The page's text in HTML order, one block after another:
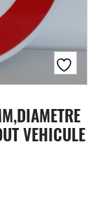
VEHICULE